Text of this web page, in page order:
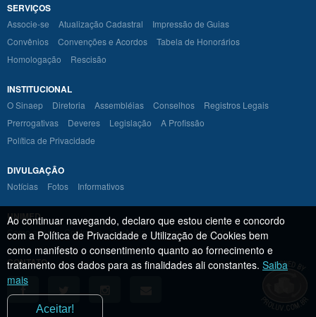
SERVIÇOS
Associe-se Atualização Cadastral
Impressão de Guias
Convênios
Convenções e Acordos
Tabela de Honorários
Homologação
Rescisão
INSTITUCIONAL
O Sinaep Diretoria Assembléias Conselhos
Registros Legais
Prerrogativas
Deveres Legislação
A Profissão
Política de Privacidade
DIVULGAÇÃO
Notícias Fotos Informativos
UNIMED
Como aderir Contratos Carência Valores Perguntas?
CONTATO
Ao continuar navegando, declaro que estou ciente e concordo
com a Política de Privacidade e Utilização de Cookies bem
como manifesto o consentimento quanto ao fornecimento e
tratamento dos dados para as finalidades ali constantes. Saiba
mais
Aceitar!